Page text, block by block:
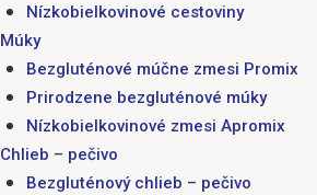
Nízkobielkovinové cestoviny
Múky
Bezgluténové múčne zmesi Promix
Prirodzene bezgluténové múky
Nízkobielkovinové zmesi Apromix
Chlieb – pečivo
Bezgluténový chlieb – pečivo